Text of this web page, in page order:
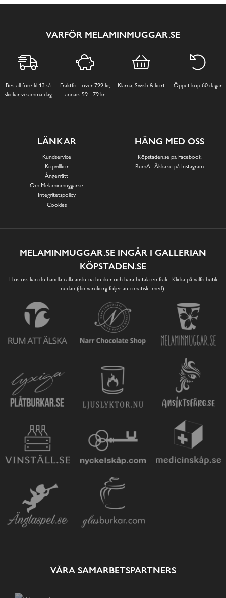
VARFÖR MELAMINMUGGAR.SE
Beställ före kl 13 så
skickar vi samma dag
Fraktfritt över 799 kr,
annars 59 - 79 kr
Klarna, Swish & kort Öppet köp 60 dagar
LÄNKAR
Kundservice
Köpvillkor
Ångerrätt
Om Melaminmuggar.se
Integritetspolicy
Cookies
HÄNG MED OSS
Köpstaden.se på Facebook
RumAttÄlska.se på Instagram
MELAMINMUGGAR.SE INGÅR I GALLERIAN
KÖPSTADEN.SE
Hos oss kan du handla i alla anslutna butiker och bara betala en frakt. Klicka på valfri butik
nedan (din varukorg följer automatiskt med):
VÅRA SAMARBETSPARTNERS